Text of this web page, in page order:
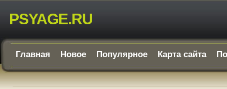
PSYAGE.RU
Главная Новое Популярное Карта сайта